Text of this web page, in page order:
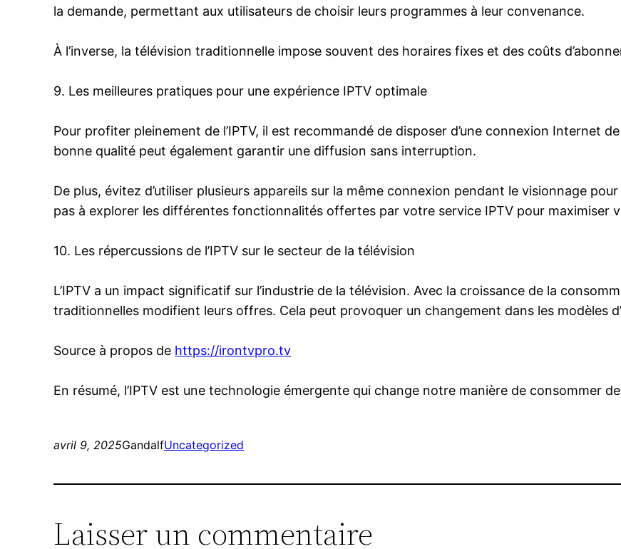
la demande, permettant aux utilisateurs de choisir leurs programmes à leur convenance.
À l’inverse, la télévision traditionnelle impose souvent des horaires fixes et des coûts
9. Les meilleures pratiques pour une expérience IPTV optimale
Pour profiter pleinement de l’IPTV, il est recommandé de disposer d’une connexion Internet
bonne qualité peut également garantir une diffusion sans interruption.
De plus, évitez d’utiliser plusieurs appareils sur la même connexion pendant le visionnage
pas à explorer les différentes fonctionnalités offertes par votre service IPTV pour maximiser
10. Les répercussions de l’IPTV sur le secteur de la télévision
L’IPTV a un impact significatif sur l’industrie de la télévision. Avec la croissance de la
traditionnelles modifient leurs offres. Cela peut provoquer un changement dans les modèles
Source à propos de https://irontvpro.tv
En résumé, l’IPTV est une technologie émergente qui change notre manière de consommer
avril 9, 2025GandalfUncategorized
Laisser un commentaire